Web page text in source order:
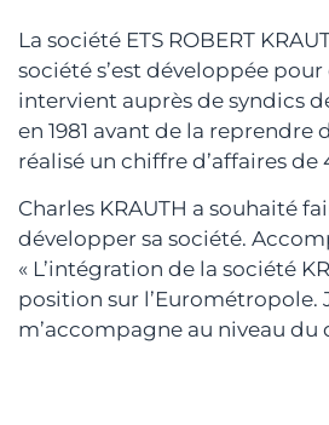
La société ETS ROBERT
société s’est développée
intervient auprès de syndics
en 1981 avant de la
réalisé un chiffre d’affaires de
Charles KRAUTH a souhaité
développer sa société.
« L’intégration de la société
position sur l’Eurométropole.
m’accompagne au niveau